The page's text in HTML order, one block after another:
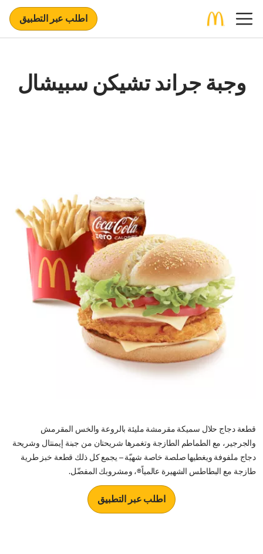
اطلب عبر التطبيق
وجبة جراند تشيكن سبيشال
قطعة دجاج حلال سميكة مقرمشة مليئة بالروعة والخس المقرمش
والجرجير، مع الطماطم الطازجة وتغمرها شريحتان من جبنة إيمنتال وشريحة
دجاج ملفوفة ويغطيها صلصة خاصة شهيّة – يجمع كل ذلك قطعة خبز طرية
طازجة مع البطاطس الشهيرة عالمياً®، ومشروبك المفضّل.
اطلب عبر التطبيق